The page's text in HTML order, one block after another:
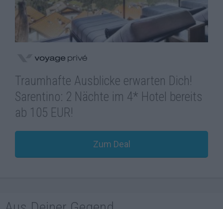
Traumhafte Ausblicke erwarten Dich!
Sarentino: 2 Nächte im 4* Hotel bereits
ab 105 EUR!
Zum Deal